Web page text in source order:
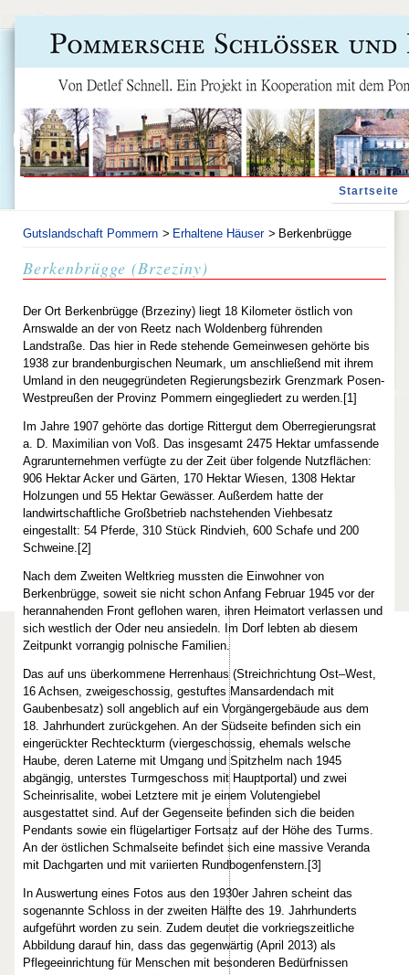
Startseite
Gutslandschaft Pommern Erhaltene Häuser Berkenbrügge
Berkenbrügge (Brzeziny)
Der Ort Berkenbrügge (Brzeziny) liegt 18 Kilometer östlich von
Arnswalde an der von Reetz nach Woldenberg führenden
Landstraße. Das hier in Rede stehende Gemeinwesen gehörte bis
1938 zur brandenburgischen Neumark, um anschließend mit ihrem
Umland in den neugegründeten Regierungsbezirk Grenzmark Posen-
Westpreußen der Provinz Pommern eingegliedert zu werden.[1]
Im Jahre 1907 gehörte das dortige Rittergut dem Oberregierungsrat
a. D. Maximilian von Voß. Das insgesamt 2475 Hektar umfassende
Agrarunternehmen verfügte zu der Zeit über folgende Nutzflächen:
906 Hektar Acker und Gärten, 170 Hektar Wiesen, 1308 Hektar
Holzungen und 55 Hektar Gewässer. Außerdem hatte der
landwirtschaftliche Großbetrieb nachstehenden Viehbesatz
eingestallt: 54 Pferde, 310 Stück Rindvieh, 600 Schafe und 200
Schweine.[2]
Nach dem Zweiten Weltkrieg mussten die Einwohner von
Berkenbrügge, soweit sie nicht schon Anfang Februar 1945 vor der
herannahenden Front geflohen waren, ihren Heimatort verlassen und
sich westlich der Oder neu ansiedeln. Im Dorf lebten ab diesem
Zeitpunkt vorrangig polnische Familien.
Das auf uns überkommene Herrenhaus (Streichrichtung Ost–West,
16 Achsen, zweigeschossig, gestuftes Mansardendach mit
Gaubenbesatz) soll angeblich auf ein Vorgängergebäude aus dem
18. Jahrhundert zurückgehen. An der Südseite befinden sich ein
eingerückter Rechteckturm (viergeschossig, ehemals welsche
Haube, deren Laterne mit Umgang und Spitzhelm nach 1945
abgängig, unterstes Turmgeschoss mit Hauptportal) und zwei
Scheinrisalite, wobei Letztere mit je einem Volutengiebel
ausgestattet sind. Auf der Gegenseite befinden sich die beiden
Pendants sowie ein flügelartiger Fortsatz auf der Höhe des Turms.
An der östlichen Schmalseite befindet sich eine massive Veranda
mit Dachgarten und mit variierten Rundbogenfenstern.[3]
In Auswertung eines Fotos aus den 1930er Jahren scheint das
sogenannte Schloss in der zweiten Hälfte des 19. Jahrhunderts
aufgeführt worden zu sein. Zudem deutet die vorkriegszeitliche
Abbildung darauf hin, dass das gegenwärtig (April 2013) als
Pflegeeinrichtung für Menschen mit besonderen Bedürfnissen